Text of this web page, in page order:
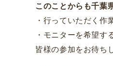
このことからも千葉
・行っていただく作
・モニターを希望す
皆様の参加をお待ち